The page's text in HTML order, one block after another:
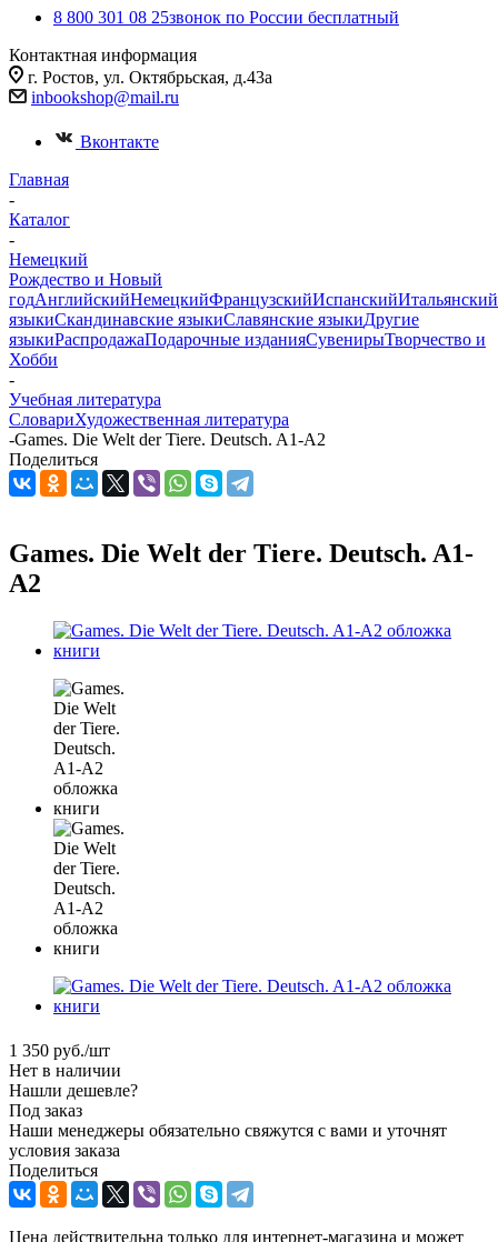
8 800 301 08 25звонок по России бесплатный
Контактная информация
г. Ростов, ул. Октябрьская, д.43а
inbookshop@mail.ru
Вконтакте
Главная
-
Каталог
-
Немецкий
Рождество и Новый
годАнглийскийНемецкийФранцузскийИспанскийИтальянский
языкиСкандинавские языкиСлавянские языкиДругие
языкиРаспродажаПодарочные изданияСувенирыТворчество и
Хобби
-
Учебная литература
СловариХудожественная литература
-Games. Die Welt der Tiere. Deutsch. A1-A2
Поделиться
Games. Die Welt der Tiere. Deutsch. A1-
A2
1 350 руб./шт
Нет в наличии
Нашли дешевле?
Под заказ
Наши менеджеры обязательно свяжутся с вами и уточнят
условия заказа
Поделиться
Цена действительна только для интернет-магазина и может